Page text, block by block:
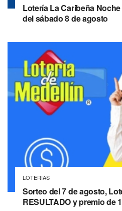
Lotería La Caribeña
del sábado 8 de agosto
LOTERIAS
Sorteo del 7 de agosto,
RESULTADO y premio de